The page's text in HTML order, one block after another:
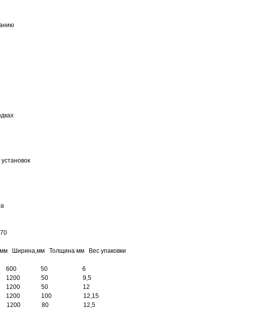
Ширина,мм Толщина мм Вес упаковки
50 6
50 9,5
50 12
100 12,15
80 12,5